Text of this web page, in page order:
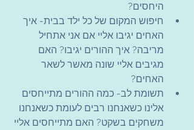
היחסים?
חיפוש המקום של כל ילד בבית- איך
האחים יגיבו אליי אם אני אתחיל
מריבה? איך ההורים יגיבו? האם
מגיבים אליי שונה מאשר לשאר
האחים?
תשומת לב- כמה ההורים מתייחסים
אלינו כשאנחנו רבים לעומת כשאנחנו
משחקים בשקט? האם מתייחסים אליי